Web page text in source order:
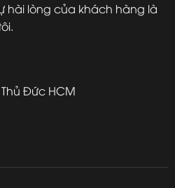
hài lòng của khách hàng là
Đức HCM